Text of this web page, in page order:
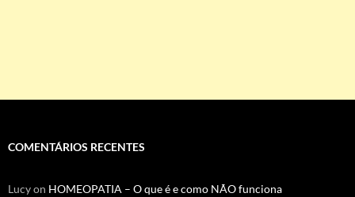
COMENTÁRIOS RECENTES
Lucyon HOMEOPATIA – O que é e como NÃO funciona